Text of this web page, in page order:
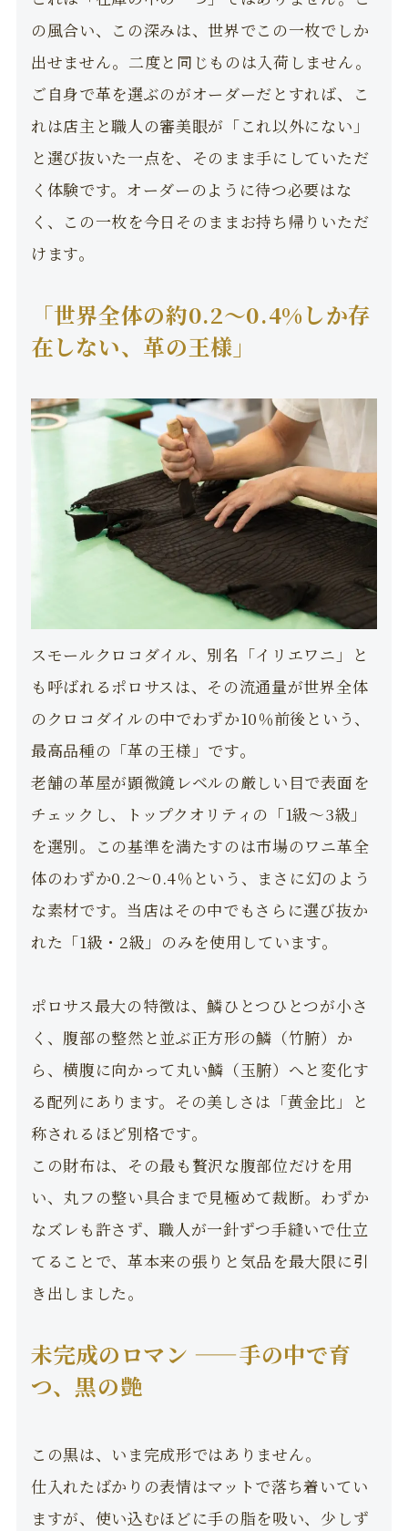
の風合い、この深みは、世界でこの一枚でしか
出せません。二度と同じものは入荷しません。
ご自身で革を選ぶのがオーダーだとすれば、こ
れは店主と職人の審美眼が「これ以外にない」
と選び抜いた一点を、そのまま手にしていただ
く体験です。オーダーのように待つ必要はな
く、この一枚を今日そのままお持ち帰りいただ
けます。
「世界全体の約0.2〜0.4%しか存
在しない、革の王様」
スモールクロコダイル、別名「イリエワニ」と
も呼ばれるポロサスは、その流通量が世界全体
のクロコダイルの中でわずか10％前後という、
最高品種の「革の王様」です。
老舗の革屋が顕微鏡レベルの厳しい目で表面を
チェックし、トップクオリティの「1級〜3級」
を選別。この基準を満たすのは市場のワニ革全
体のわずか0.2〜0.4％という、まさに幻のよう
な素材です。当店はその中でもさらに選び抜か
れた「1級・2級」のみを使用しています。
ポロサス最大の特徴は、鱗ひとつひとつが小さ
く、腹部の整然と並ぶ正方形の鱗（竹腑）か
ら、横腹に向かって丸い鱗（玉腑）へと変化す
る配列にあります。その美しさは「黄金比」と
称されるほど別格です。
この財布は、その最も贅沢な腹部位だけを用
い、丸フの整い具合まで見極めて裁断。わずか
なズレも許さず、職人が一針ずつ手縫いで仕立
てることで、革本来の張りと気品を最大限に引
き出しました。
未完成のロマン ——手の中で育
つ、黒の艶
この黒は、いま完成形ではありません。
仕入れたばかりの表情はマットで落ち着いてい
ますが、使い込むほどに手の脂を吸い、少しず